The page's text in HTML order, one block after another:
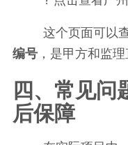
这个页面可以
编号 ，是甲方和监
四、常见问
后保障